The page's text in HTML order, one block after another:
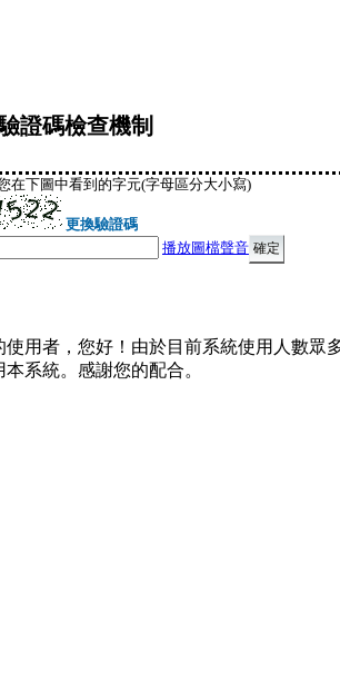
證碼檢查機制
在下圖中看到的字元(字母區分大小寫)
更換驗證碼
播放圖檔聲音
使用者，您好！由於目前系統使用人數眾
本系統。感謝您的配合。